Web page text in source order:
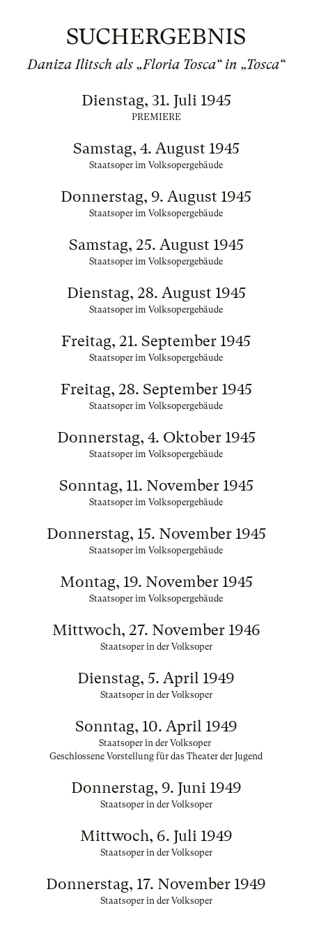
SUCHERGEBNIS
Daniza Ilitsch als „Floria Tosca“ in „Tosca“
Dienstag, 31. Juli 1945
PREMIERE
Samstag, 4. August 1945
Staatsoper im Volksopergebäude
Donnerstag, 9. August 1945
Staatsoper im Volksopergebäude
Samstag, 25. August 1945
Staatsoper im Volksopergebäude
Dienstag, 28. August 1945
Staatsoper im Volksopergebäude
Freitag, 21. September 1945
Staatsoper im Volksopergebäude
Freitag, 28. September 1945
Staatsoper im Volksopergebäude
Donnerstag, 4. Oktober 1945
Staatsoper im Volksopergebäude
Sonntag, 11. November 1945
Staatsoper im Volksopergebäude
Donnerstag, 15. November 1945
Staatsoper im Volksopergebäude
Montag, 19. November 1945
Staatsoper im Volksopergebäude
Mittwoch, 27. November 1946
Staatsoper in der Volksoper
Dienstag, 5. April 1949
Staatsoper in der Volksoper
Sonntag, 10. April 1949
Staatsoper in der Volksoper
Geschlossene Vorstellung für das Theater der Jugend
Donnerstag, 9. Juni 1949
Staatsoper in der Volksoper
Mittwoch, 6. Juli 1949
Staatsoper in der Volksoper
Donnerstag, 17. November 1949
Staatsoper in der Volksoper